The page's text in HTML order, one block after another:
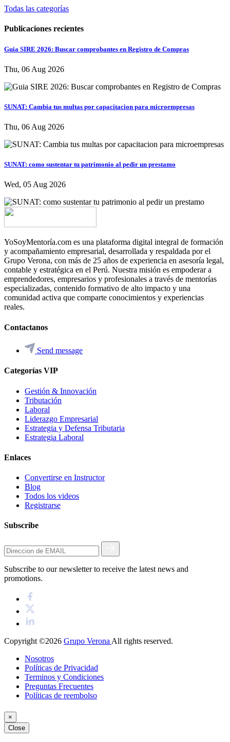
Todas las categorías
Publicaciones recientes
Guia SIRE 2026: Buscar comprobantes en Registro de Compras
Thu, 06 Aug 2026
SUNAT: Cambia tus multas por capacitacion para microempresas
Thu, 06 Aug 2026
SUNAT: como sustentar tu patrimonio al pedir un prestamo
Wed, 05 Aug 2026
YoSoyMentoría.com es una plataforma digital integral de formación
y acompañamiento empresarial, desarrollada y respaldada por el
Grupo Verona, con más de 25 años de experiencia en asesoría legal,
contable y estratégica en el Perú. Nuestra misión es empoderar a
emprendedores, empresarios y profesionales a través de mentorías
especializadas, contenido formativo de alto impacto y una
comunidad activa que comparte conocimientos y experiencias
reales.
Contactanos
Send message
Categorías VIP
Gestión & Innovación
Tributación
Laboral
Liderazgo Empresarial
Estrategia y Defensa Tributaria
Estrategia Laboral
Enlaces
Convertirse en Instructor
Blog
Todos los videos
Registrarse
Subscribe
Subscribe to our newsletter to receive the latest news and
promotions.
Copyright ©2026 Grupo Verona All rights reserved.
Nosotros
Políticas de Privacidad
Terminos y Condiciones
Preguntas Frecuentes
Políticas de reembolso
×
Close